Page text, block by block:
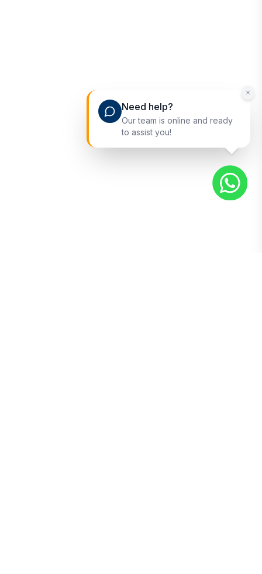
Need help?
Our team is online and ready
to assist you!